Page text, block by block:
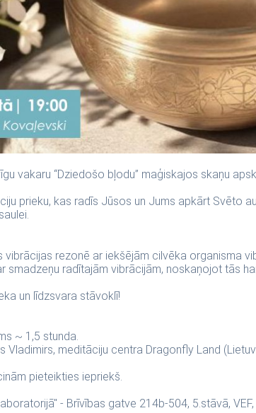
vakaru “Dziedošo bļodu” maģiskajos skaņu
prieku, kas radīs Jūsos un Jums apkārt Svēto
vibrācijas rezonē ar iekšējām cilvēka organisma
smadzeņu radītajām vibrācijām, noskaņojot tās
un līdzsvara stāvoklī!
~ 1,5 stunda.
Vladimirs, meditāciju centra Dragonfly Land
pieteikties iepriekš.
- Brīvības gatve 214b-504, 5.stāvā, VEF,